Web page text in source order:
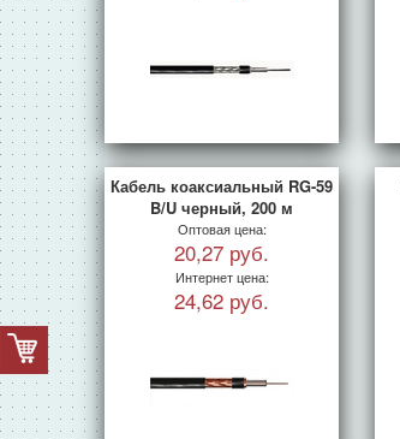
Кабель коаксиальный RG-59
B/U черный, 200 м
Оптовая цена:
20,27 руб.
Интернет цена:
24,62 руб.